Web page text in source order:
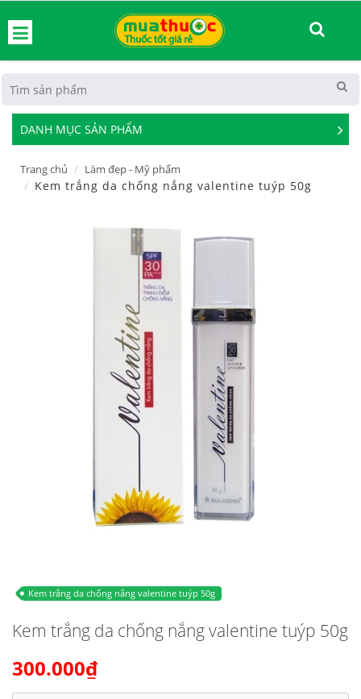
DANH MỤC SẢN PHẨM
See
Trang chủ Làm đẹp - Mỹ phẩm
Kem trắng da chống nắng valentine tuýp 50g
Kem trắng da chống nắng valentine tuýp 50g
Kem trắng da chống nắng valentine tuýp 50g
300.000₫